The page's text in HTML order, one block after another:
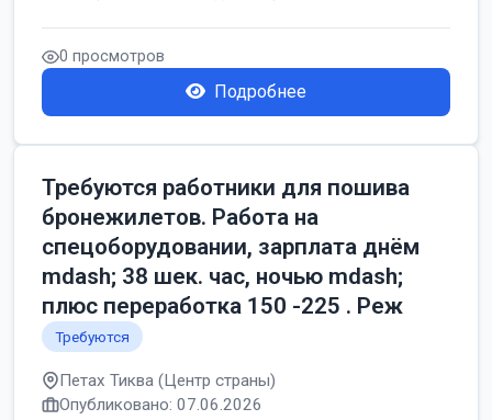
0 просмотров
Подробнее
Требуются работники для пошива
бронежилетов. Работа на
спецоборудовании, зарплата днём
mdash; 38 шек. час, ночью mdash;
плюс переработка 150 -225 . Реж
Требуются
Петах Тиква (Центр страны)
Опубликовано: 07.06.2026